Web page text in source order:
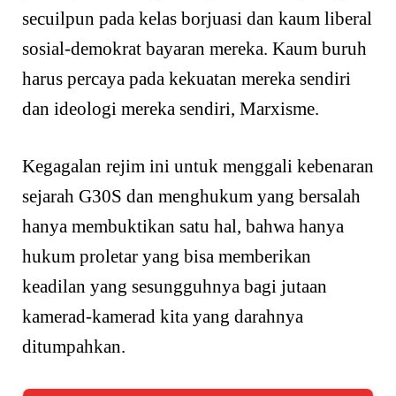
secuilpun pada kelas borjuasi dan kaum liberal
sosial-demokrat bayaran mereka. Kaum buruh
harus percaya pada kekuatan mereka sendiri
dan ideologi mereka sendiri, Marxisme.
Kegagalan rejim ini untuk menggali kebenaran
sejarah G30S dan menghukum yang bersalah
hanya membuktikan satu hal, bahwa hanya
hukum proletar yang bisa memberikan
keadilan yang sesungguhnya bagi jutaan
kamerad-kamerad kita yang darahnya
ditumpahkan.